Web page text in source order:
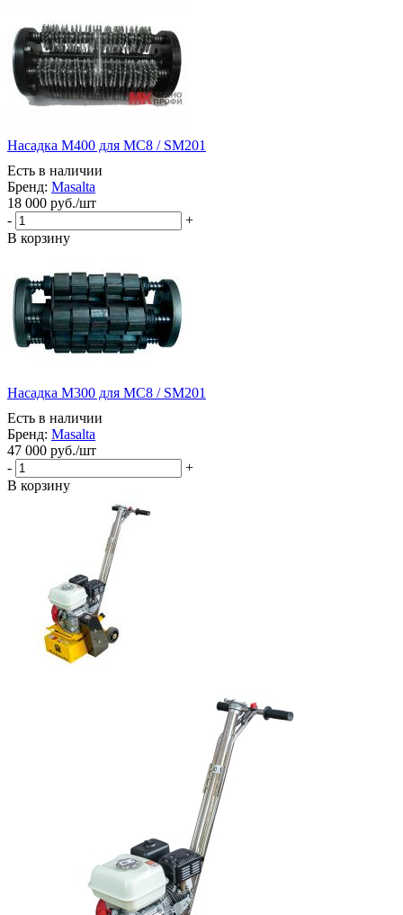
Насадка М400 для МС8 / SM201
Есть в наличии
Бренд: Masalta
18 000 руб./шт
-
+
В корзину
Насадка М300 для МС8 / SM201
Есть в наличии
Бренд: Masalta
47 000 руб./шт
-
+
В корзину